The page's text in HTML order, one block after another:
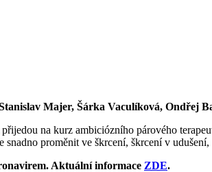
Majer, Šárka Vaculíková, Ondřej
na kurz ambiciózního párového
snadno proměnit ve škrcení, škrcení v
Aktuální informace ZDE.